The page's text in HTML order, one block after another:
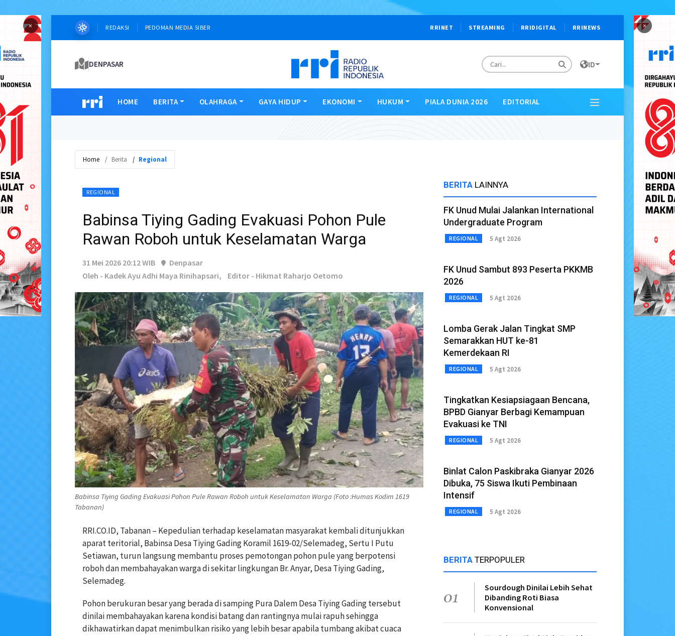
× ×
REDAKSI PEDOMAN MEDIA SIBER RRINET STREAMING RRIDIGITAL RRINEWS
DENPASAR ID
HOME BERITA OLAHRAGA GAYA HIDUP EKONOMI HUKUM PIALA DUNIA 2026 EDITORIAL
Home Berita Regional
REGIONAL
Babinsa Tiying Gading Evakuasi Pohon Pule
Rawan Roboh untuk Keselamatan Warga
31 Mei 2026 20:12 WIB
Denpasar
Oleh - Kadek Ayu Adhi Maya Rinihapsari,
Editor - Hikmat Raharjo Oetomo
Babinsa Tiying Gading Evakuasi Pohon Pule Rawan Roboh untuk Keselamatan Warga (Foto :Humas Kodim 1619
Tabanan)
RRI.CO.ID, Tabanan – Kepedulian terhadap keselamatan masyarakat kembali ditunjukkan
aparat teritorial, Babinsa Desa Tiying Gading Koramil 1619-02/Selemadeg, Sertu I Putu
Setiawan, turun langsung membantu proses pemotongan pohon pule yang berpotensi
roboh dan membahayakan warga di sekitar lingkungan Br. Anyar, Desa Tiying Gading,
Selemadeg.
Pohon berukuran besar yang berada di samping Pura Dalem Desa Tiying Gading tersebut
dinilai membahayakan karena kondisi batang dan rantingnya mulai rapuh sehingga
dikhawatirkan dapat menimbulkan risiko yang lebih besar apabila tumbang akibat cuaca
BERITA LAINNYA
FK Unud Mulai Jalankan International
Undergraduate Program
REGIONAL 5 Agt 2026
FK Unud Sambut 893 Peserta PKKMB
2026
REGIONAL 5 Agt 2026
Lomba Gerak Jalan Tingkat SMP
Semarakkan HUT ke-81
Kemerdekaan RI
REGIONAL 5 Agt 2026
Tingkatkan Kesiapsiagaan Bencana,
BPBD Gianyar Berbagi Kemampuan
Evakuasi ke TNI
REGIONAL 5 Agt 2026
Binlat Calon Paskibraka Gianyar 2026
Dibuka, 75 Siswa Ikuti Pembinaan
Intensif
REGIONAL 5 Agt 2026
BERITA TERPOPULER
01
Sourdough Dinilai Lebih Sehat
Dibanding Roti Biasa
Konvensional